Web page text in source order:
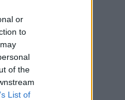
or
to
of the
List of